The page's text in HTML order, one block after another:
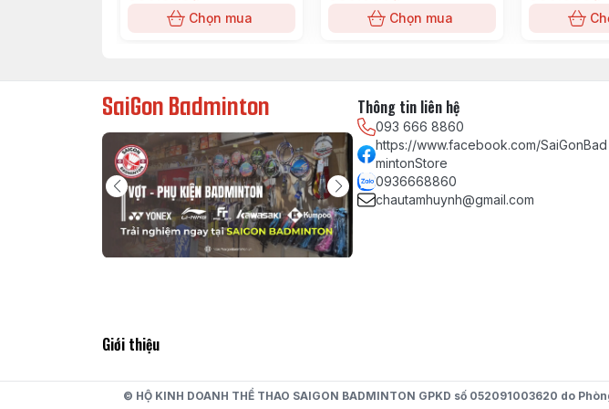
- Đặc biệt, giày còn có phần cổ giày ôm khít chân, giúp người chơi
Chọn mua Chọn mua
SaiGon Badminton Thông tin liên hệ
093 666 8860
https://www.facebook.com/SaiGonBad
mintonStore
0936668860
chautamhuynh@gmail.com
Giới thiệu
© HỘ KINH DOANH THỂ THAO SAIGON BADMINTON GPKD số 052091003620 do